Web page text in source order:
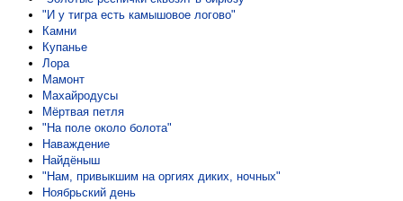
"И у тигра есть камышовое логово"
Камни
Купанье
Лора
Мамонт
Махайродусы
Мёртвая петля
"На поле около болота"
Наваждение
Найдёныш
"Нам, привыкшим на оргиях диких, ночных"
Ноябрьский день